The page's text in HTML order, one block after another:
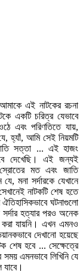
এই নাটকের রচনা
একটি চরিত্র যেভাবে
এবং পরিণতিতে যায়,
হ্যাঁ, আমি সেই নিয়মটি
সত্তা ... এই হাজং
দেখেছি। এই জন্যই
মত এবং জাতি
মনা সর্দারকে যেখানে
নাটকটি শেষ হতে
ঘটনাগুলো
হত্যার পরও অনেক
যায়নি। এখন এমনও
দেখানো হয়েছে
শেষ হবে ... সেক্ষেত্রে
সময় এমনভাবে লিখিনি যে
যাবে।